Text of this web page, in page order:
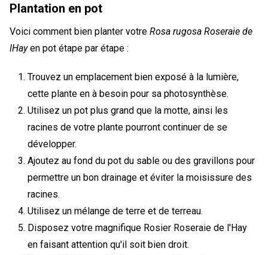
Plantation en pot
Voici comment bien planter votre Rosa rugosa Roseraie de
lHayen pot étape par étape :
Trouvez un emplacement bien exposé à la lumière,
cette plante en à besoin pour sa photosynthèse.
Utilisez un pot plus grand que la motte, ainsi les
racines de votre plante pourront continuer de se
développer.
Ajoutez au fond du pot du sable ou des gravillons pour
permettre un bon drainage et éviter la moisissure des
racines.
Utilisez un mélange de terre et de terreau.
Disposez votre magnifique Rosier Roseraie de l'Hay
en faisant attention qu'il soit bien droit.